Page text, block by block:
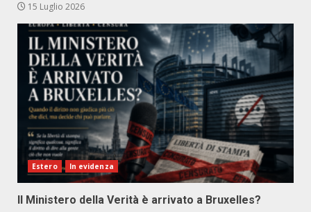
15 Luglio 2026
Estero In evidenza
Il Ministero della Verità è arrivato a Bruxelles?